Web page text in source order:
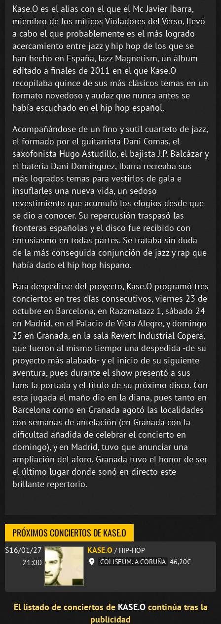
Kase.O es el alias con el que el Mc Javier Ibarra,
miembro de los míticos Violadores del Verso, llevó
a cabo el que probablemente es el más logrado
acercamiento entre jazz y hip hop de los que se
han hecho en España, Jazz Magnetism, un álbum
editado a finales de 2011 en el que Kase.O
recopilaba quince de sus más clásicos temas en un
formato novedoso y audaz que nunca antes se
había escuchado en el hip hop español.
Acompañándose de un fino y sutil cuarteto de jazz,
el formado por el guitarrista Dani Comas, el
saxofonista Hugo Astudillo, el bajista J.P. Balcázar y
el batería Dani Domínguez, Ibarra recreaba sus
más logrados temas para vestirlos de gala e
insuflarles una nueva vida, un sedoso
revestimiento que acumuló los elogios desde que
se dio a conocer. Su repercusión traspasó las
fronteras españolas y el disco fue recibido con
entusiasmo en todas partes. Se trataba sin duda
de la más conseguida conjunción de jazz y rap que
había dado el hip hop hispano.
Para despedirse del proyecto, Kase.O programó tres
conciertos en tres días consecutivos, viernes 23 de
octubre en Barcelona, en Razzmatazz 1, sábado 24
en Madrid, en el Palacio de Vista Alegre, y domingo
25 en Granada, en la sala Revert Industrial Copera,
que fueron al mismo tiempo una despedida -de su
proyecto más alabado- y el inicio de su siguiente
aventura, pues durante el show presentó a sus
fans la portada y el título de su próximo disco. Con
esta jugada el maño dio en la diana, pues tanto en
Barcelona como en Granada agotó las localidades
con semanas de antelación (en Granada con la
dificultad añadida de celebrar el concierto en
domingo), y en Madrid, tuvo que anunciar una
ampliación del aforo. Granada tuvo el honor de ser
el último lugar donde sonó en directo este
brillante repertorio.
PRÓXIMOS CONCIERTOS DE KASE.O
S16/01/27
21:00
KASE.O / HIP-HOP
COLISEUM. A CORUÑA 46,20€
El listado de conciertos de KASE.Ocontinúa tras la
publicidad